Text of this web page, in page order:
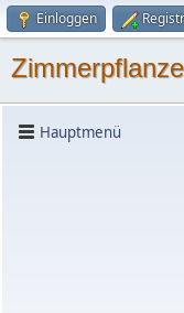
Einloggen
Hauptmenü